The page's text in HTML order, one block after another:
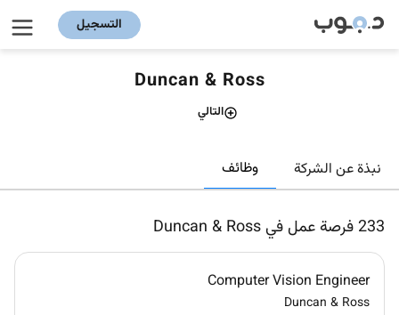
التسجيل
Duncan & Ross
التالي
نبذة عن الشركة وظائف
233فرصة عمل في Duncan & Ross
Computer Vision Engineer
Duncan & Ross